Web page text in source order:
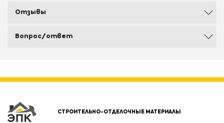
Отзывы
Вопрос/ответ
СТРОИТЕЛЬНО-ОТДЕЛОЧНЫЕ МАТЕРИАЛЫ